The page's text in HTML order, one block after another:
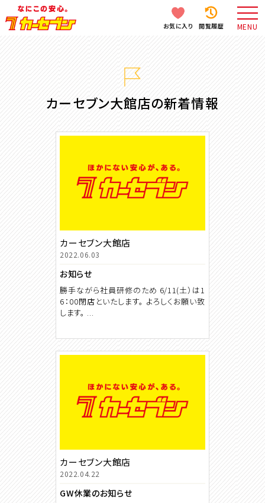
お気に入り 閲覧履歴 MENU
カーセブン大館店の新着情報
カーセブン大館店
2022.06.03
お知らせ
勝手ながら社員研修のため 6/11(土）は1
6：00閉店といたします。 よろしくお願い致
します。 ...
カーセブン大館店
2022.04.22
GW休業のお知らせ